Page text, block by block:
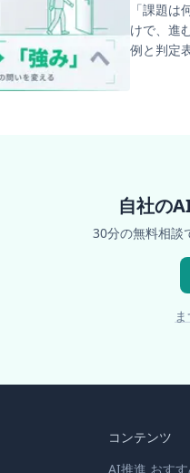
「課題
けで、進
例と判定
自社の
30分の無料相談
コンテンツ
AI推進 おす